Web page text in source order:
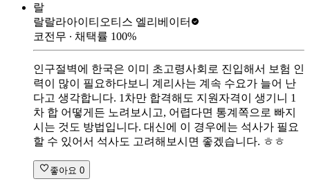
랄
랄랄라아이티 오티스 엘리베이터
코전무 ∙ 채택률 100%
인구절벽에 한국은 이미 초고령사회로 진입해서 보험 인
력이 많이 필요하다보니 계리사는 계속 수요가 늘어 난
다고 생각합니다. 1차만 합격해도 지원자격이 생기니 1
차 합 어떻게든 노려보시고, 어렵다면 통계쪽으로 빠지
시는 것도 방법입니다. 대신에 이 경우에는 석사가 필요
할 수 있어서 석사도 고려해보시면 좋겠습니다. ㅎㅎ
좋아요 0